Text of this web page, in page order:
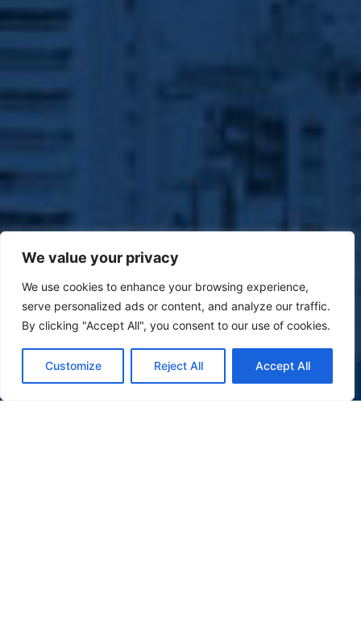
We value your privacy
We use cookies to enhance your browsing experience,
serve personalized ads or content, and analyze our traffic.
By clicking "Accept All", you consent to our use of cookies.
Customize Reject All Accept All
(47) 9 9977-7630